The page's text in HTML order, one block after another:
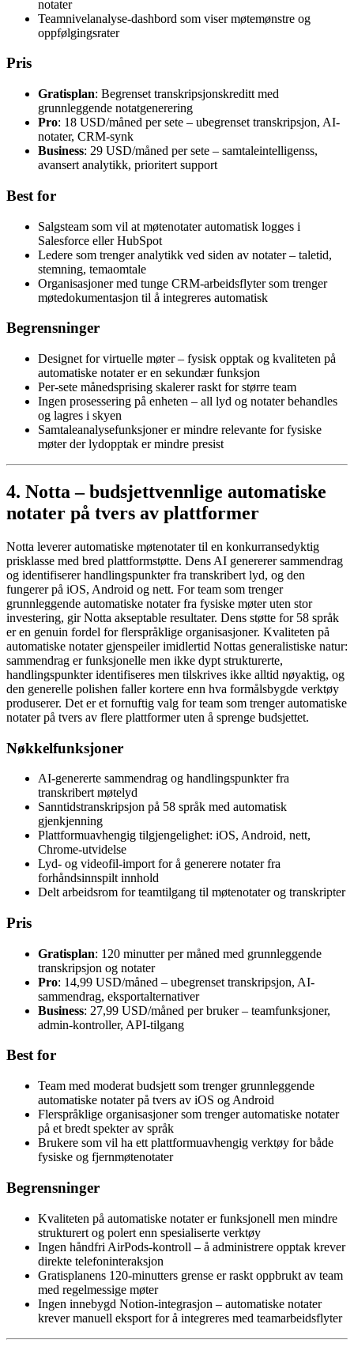
notater
Teamnivelanalyse-dashbord som viser møtemønstre og
oppfølgingsrater
Pris
Gratisplan: Begrenset transkripsjonskreditt med
grunnleggende notatgenerering
Pro: 18 USD/måned per sete – ubegrenset transkripsjon, AI-
notater, CRM-synk
Business: 29 USD/måned per sete – samtaleintelligenss,
avansert analytikk, prioritert support
Best for
Salgsteam som vil at møtenotater automatisk logges i
Salesforce eller HubSpot
Ledere som trenger analytikk ved siden av notater – taletid,
stemning, temaomtale
Organisasjoner med tunge CRM-arbeidsflyter som trenger
møtedokumentasjon til å integreres automatisk
Begrensninger
Designet for virtuelle møter – fysisk opptak og kvaliteten på
automatiske notater er en sekundær funksjon
Per-sete månedsprising skalerer raskt for større team
Ingen prosessering på enheten – all lyd og notater behandles
og lagres i skyen
Samtaleanalysefunksjoner er mindre relevante for fysiske
møter der lydopptak er mindre presist
4. Notta – budsjettvennlige automatiske
notater på tvers av plattformer
Notta leverer automatiske møtenotater til en konkurransedyktig
prisklasse med bred plattformstøtte. Dens AI genererer sammendrag
og identifiserer handlingspunkter fra transkribert lyd, og den
fungerer på iOS, Android og nett. For team som trenger
grunnleggende automatiske notater fra fysiske møter uten stor
investering, gir Notta akseptable resultater. Dens støtte for 58 språk
er en genuin fordel for flerspråklige organisasjoner. Kvaliteten på
automatiske notater gjenspeiler imidlertid Nottas generalistiske natur:
sammendrag er funksjonelle men ikke dypt strukturerte,
handlingspunkter identifiseres men tilskrives ikke alltid nøyaktig, og
den generelle polishen faller kortere enn hva formålsbygde verktøy
produserer. Det er et fornuftig valg for team som trenger automatiske
notater på tvers av flere plattformer uten å sprenge budsjettet.
Nøkkelfunksjoner
AI-genererte sammendrag og handlingspunkter fra
transkribert møtelyd
Sanntidstranskripsjon på 58 språk med automatisk
gjenkjenning
Plattformuavhengig tilgjengelighet: iOS, Android, nett,
Chrome-utvidelse
Lyd- og videofil-import for å generere notater fra
forhåndsinnspilt innhold
Delt arbeidsrom for teamtilgang til møtenotater og transkripter
Pris
Gratisplan: 120 minutter per måned med grunnleggende
transkripsjon og notater
Pro: 14,99 USD/måned – ubegrenset transkripsjon, AI-
sammendrag, eksportalternativer
Business: 27,99 USD/måned per bruker – teamfunksjoner,
admin-kontroller, API-tilgang
Best for
Team med moderat budsjett som trenger grunnleggende
automatiske notater på tvers av iOS og Android
Flerspråklige organisasjoner som trenger automatiske notater
på et bredt spekter av språk
Brukere som vil ha ett plattformuavhengig verktøy for både
fysiske og fjernmøtenotater
Begrensninger
Kvaliteten på automatiske notater er funksjonell men mindre
strukturert og polert enn spesialiserte verktøy
Ingen håndfri AirPods-kontroll – å administrere opptak krever
direkte telefoninteraksjon
Gratisplanens 120-minutters grense er raskt oppbrukt av team
med regelmessige møter
Ingen innebygd Notion-integrasjon – automatiske notater
krever manuell eksport for å integreres med teamarbeidsflyter